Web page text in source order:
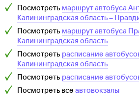
Посмотреть маршрут автобуса
Калининградская область–
Посмотреть маршрут автобуса
Калининградская область
Посмотреть расписание
Калининградская область
Посмотреть расписание
Посмотреть все автовокзалы